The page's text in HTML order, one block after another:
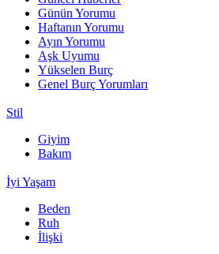
Günün Yorumu
Haftanın Yorumu
Ayın Yorumu
Aşk Uyumu
Yükselen Burç
Genel Burç Yorumları
Stil
Giyim
Bakım
İyi Yaşam
Beden
Ruh
İlişki